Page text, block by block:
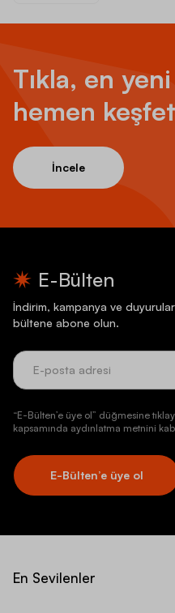
Tıkla, en
hemen
İncele
E-Bülten
İndirim, kampanya ve
bültene abone olun.
“E-Bülten’e üye ol” düğmesine
kapsamında aydınlatma metnini
E-Bülten’e üye ol
En Sevilenler